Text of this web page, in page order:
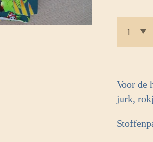
Voor de
jurk,